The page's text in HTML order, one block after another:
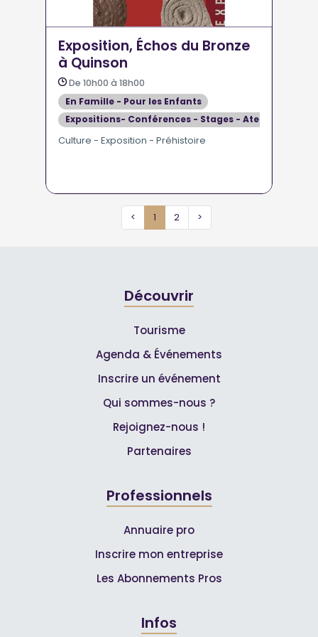
Exposition, Échos du Bronze
à Quinson
De 10h00 à 18h00
En Famille - Pour les Enfants
Expositions- Conférences - Stages - Ateliers
Culture - Exposition - Préhistoire
< 1 2 >
Découvrir
Tourisme
Agenda & Événements
Inscrire un événement
Qui sommes-nous ?
Rejoignez-nous !
Partenaires
Professionnels
Annuaire pro
Inscrire mon entreprise
Les Abonnements Pros
Infos